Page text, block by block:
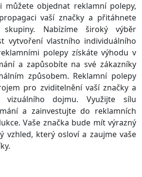
můžete objednat reklamní polepy,
vaší značky a přitáhnete
Nabízíme široký výběr
vytvoření vlastního individuálního
polepy získáte výhodu v
a zapůsobíte na své zákazníky
způsobem. Reklamní polepy
pro zviditelnění vaší značky a
vizuálního dojmu. Využijte sílu
a zainvestujte do reklamních
Vaše značka bude mít výrazný
vzhled, který osloví a zaujme vaše